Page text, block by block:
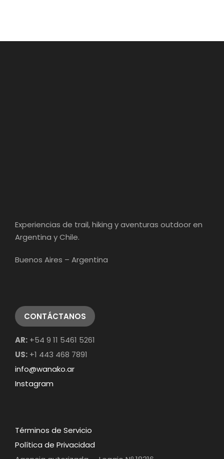
Experiencias de trail, hiking y aventuras outdoor en
Argentina y Chile.
Buenos Aires – Argentina
CONTÁCTANOS
AR: +54 9 11 5461 5261
US: +1 443 468 7891
info@wanako.ar
Instagram
Términos de Servicio
Política de Privacidad